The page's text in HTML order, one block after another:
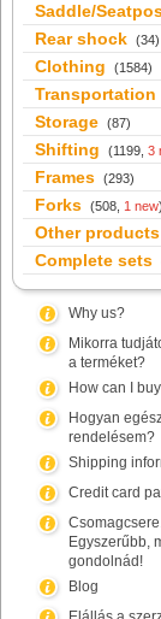
Saddle/
Rear shock (34)
Clothing (1584)
Transportation
Storage (87)
Shifting (1199, 3
Frames (293)
Forks (508, 1 new)
Other products
Complete sets
Why us?
Mikorra
a terméket?
How can I
Hogyan
rendelésem?
Shipping
Credit card
Egyszerűbb,
gondolnád!
Blog